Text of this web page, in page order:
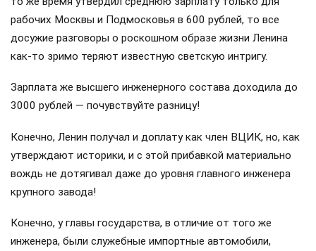
рабочих Москвы и Подмосковья в 600 рублей, то все
досужие разговоры о роскошном образе жизни Ленина
как-то зримо теряют известную светскую интригу.
Зарплата же высшего инженерного состава доходила до
3000 рублей — почувствуйте разницу!
Конечно, Ленин получал и доплату как член ВЦИК, но, как
утверждают историки, и с этой прибавкой материально
вождь не дотягивал даже до уровня главного инженера
крупного завода!
Конечно, у главы государства, в отличие от того же
инженера, были служебные импортные автомобили,